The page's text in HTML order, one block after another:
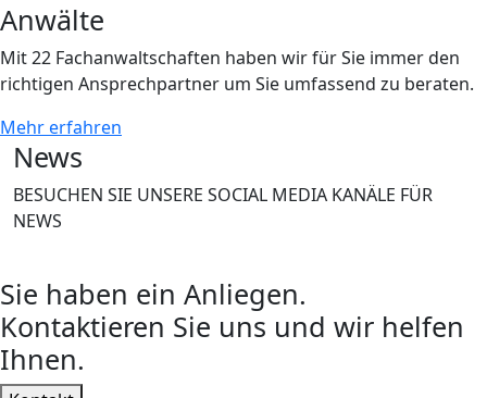
Anwälte
Mit 22 Fachanwaltschaften haben wir für Sie immer den
richtigen Ansprechpartner um Sie umfassend zu beraten.
Mehr erfahren
News
BESUCHEN SIE UNSERE SOCIAL MEDIA KANÄLE FÜR
NEWS
Sie haben ein Anliegen.
Kontaktieren Sie uns und wir helfen
Ihnen.